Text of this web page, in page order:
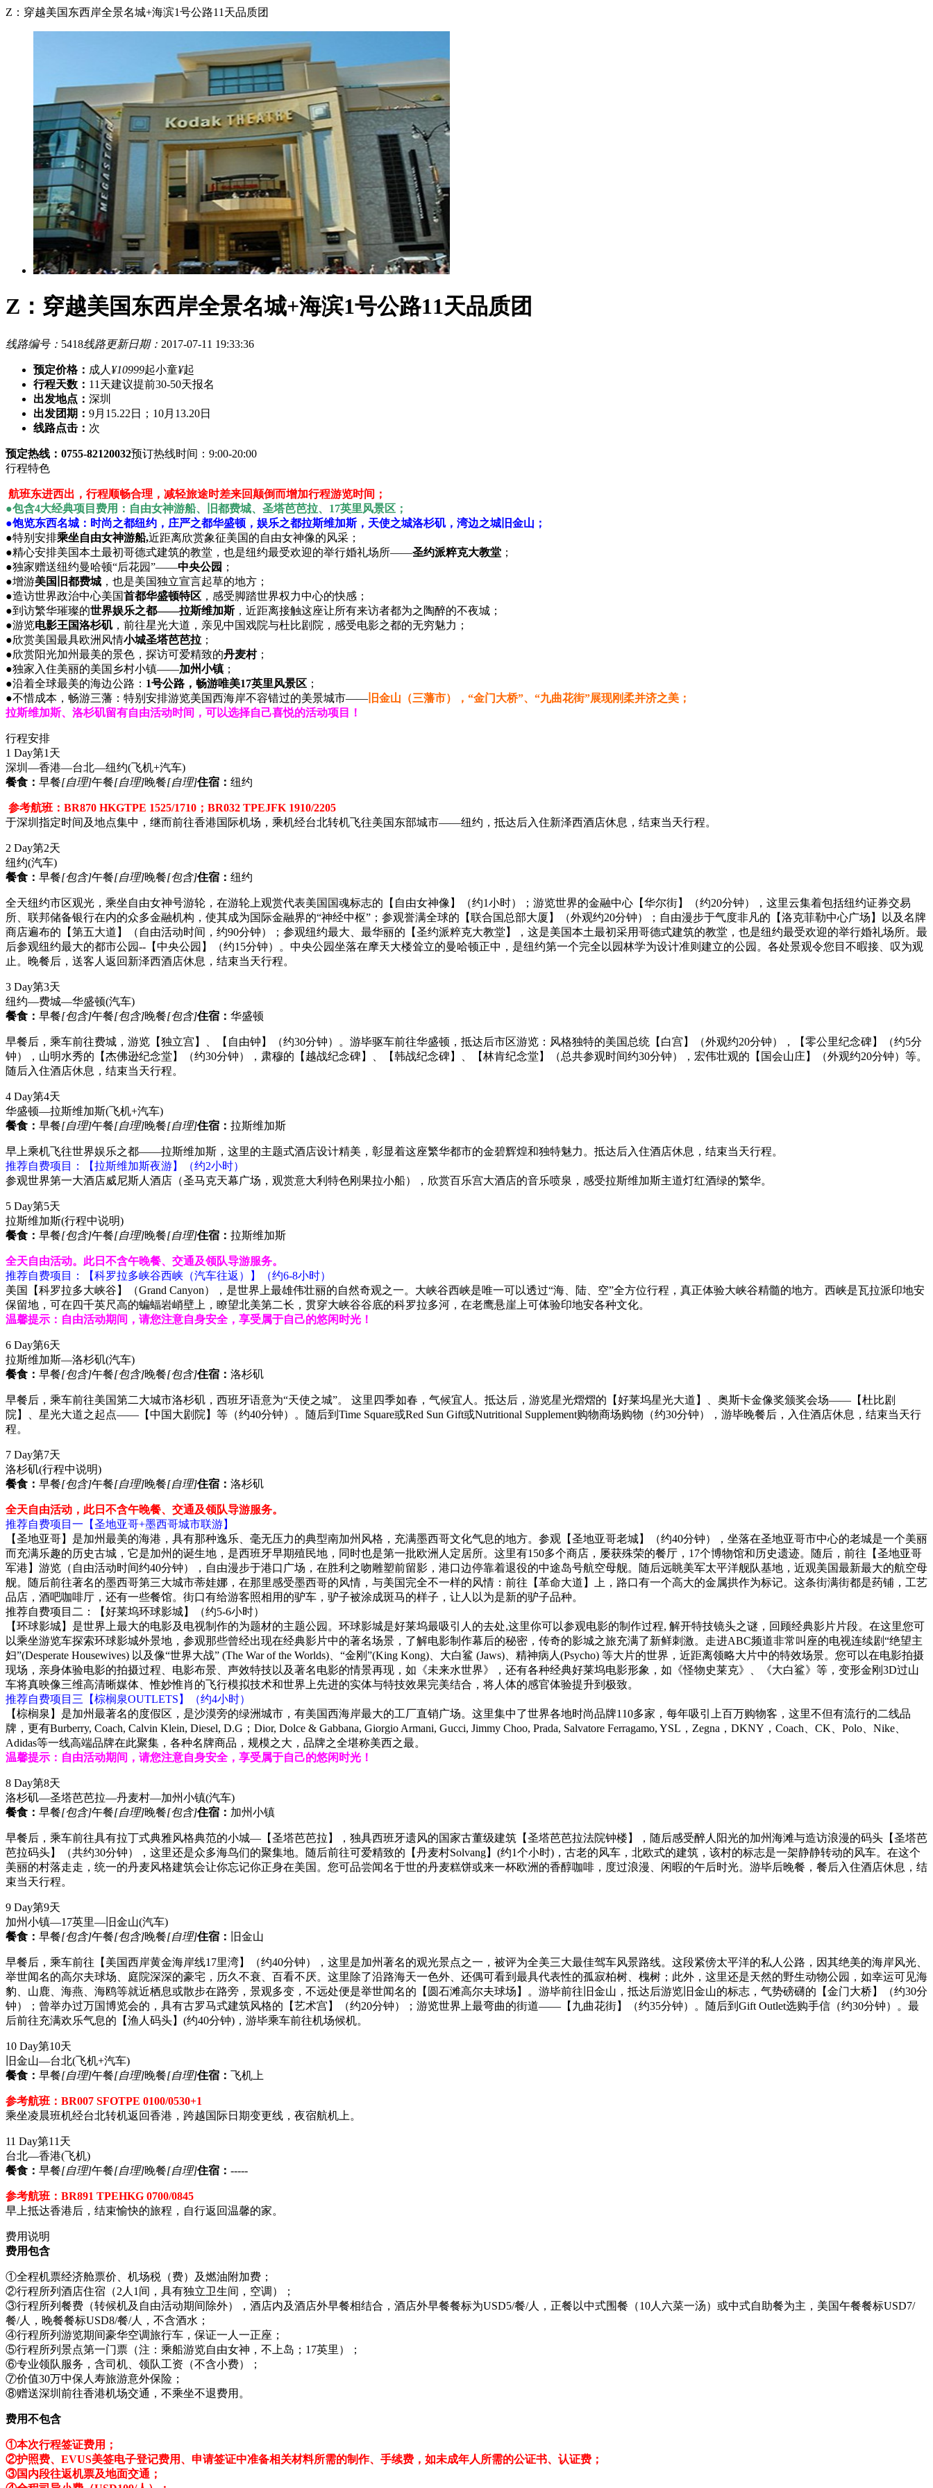
Z：穿越美国东西岸全景名城+海滨1号公路11天品质团
Z：穿越美国东西岸全景名城+海滨1号公路11天品质团
线路编号： 5418线路更新日期： 2017-07-11 19:33:36
预定价格： 成人 ¥10999起小童¥起
行程天数： 11天建议提前30-50天报名
出发地点： 深圳
出发团期： 9月15.22日；10月13.20日
线路点击： 次
预定热线：0755-82120032预订热线时间：9:00-20:00
行程特色
航班东进西出，行程顺畅合理，减轻旅途时差来回颠倒而增加行程游览时间；
●包含4大经典项目费用：自由女神游船、旧都费城、圣塔芭芭拉、17英里风景区；
●饱览东西名城：时尚之都纽约，庄严之都华盛顿，娱乐之都拉斯维加斯，天使之城洛杉矶，湾边之城旧金山；
●特别安排乘坐自由女神游船,近距离欣赏象征美国的自由女神像的风采；
●精心安排美国本土最初哥德式建筑的教堂，也是纽约最受欢迎的举行婚礼场所——圣约派粹克大教堂 ；
●独家赠送纽约曼哈顿“后花园”——中央公园 ；
●增游美国旧都费城 ，也是美国独立宣言起草的地方；
●造访世界政治中心美国首都华盛顿特区 ，感受脚踏世界权力中心的快感；
●到访繁华璀璨的世界娱乐之都——拉斯维加斯，近距离接触这座让所有来访者都为之陶醉的不夜城；
●游览电影王国洛杉矶，前往星光大道，亲见中国戏院与杜比剧院，感受电影之都的无穷魅力；
●欣赏美国最具欧洲风情小城圣塔芭芭拉 ；
●欣赏阳光加州最美的景色，探访可爱精致的丹麦村；
●独家入住美丽的美国乡村小镇——加州小镇 ；
●沿着全球最美的海边公路： 1号公路，畅游唯美17英里风景区 ；
●不惜成本，畅游三藩：特别安排游览美国西海岸不容错过的美景城市—— 旧金山（三藩市），“金门大桥”、“九曲花街”展现刚柔并济之美；
拉斯维加斯、洛杉矶留有自由活动时间，可以选择自己喜悦的活动项目！
行程安排
1 Day第1天
深圳—香港—台北—纽约(飞机+汽车)
餐食： 早餐[自理]午餐[自理]晚餐[自理]住宿： 纽约
参考航班：BR870 HKGTPE 1525/1710；BR032 TPEJFK 1910/2205
于深圳指定时间及地点集中，继而前往香港国际机场，乘机经台北转机飞往美国东部城市——纽约，抵达后入住新泽西酒店休息，结束当天行程。
2 Day第2天
纽约(汽车)
餐食： 早餐[包含]午餐[自理]晚餐[包含]住宿： 纽约
全天纽约市区观光，乘坐自由女神号游轮，在游轮上观赏代表美国国魂标志的【自由女神像】（约1小时）；游览世界的金融中心【华尔街】（约20分钟），这里云集着包括纽约证券交易
所、联邦储备银行在内的众多金融机构，使其成为国际金融界的“神经中枢”；参观誉满全球的【联合国总部大厦】（外观约20分钟）；自由漫步于气度非凡的【洛克菲勒中心广场】以及名牌
商店遍布的【第五大道】（自由活动时间，约90分钟）；参观纽约最大、最华丽的【圣约派粹克大教堂】，这是美国本土最初采用哥德式建筑的教堂，也是纽约最受欢迎的举行婚礼场所。最
后参观纽约最大的都市公园--【中央公园】（约15分钟）。中央公园坐落在摩天大楼耸立的曼哈顿正中，是纽约第一个完全以园林学为设计准则建立的公园。各处景观令您目不暇接、叹为观
止。晚餐后，送客人返回新泽西酒店休息，结束当天行程。
3 Day第3天
纽约—费城—华盛顿(汽车)
餐食： 早餐[包含]午餐[包含]晚餐[包含]住宿： 华盛顿
早餐后，乘车前往费城，游览【独立宫】、【自由钟】（约30分钟）。游毕驱车前往华盛顿，抵达后市区游览：风格独特的美国总统【白宫】（外观约20分钟），【零公里纪念碑】（约5分
钟），山明水秀的【杰佛逊纪念堂】（约30分钟），肃穆的【越战纪念碑】、【韩战纪念碑】、【林肯纪念堂】（总共参观时间约30分钟），宏伟壮观的【国会山庄】（外观约20分钟）等。
随后入住酒店休息，结束当天行程。
4 Day第4天
华盛顿—拉斯维加斯(飞机+汽车)
餐食： 早餐[自理]午餐[自理]晚餐[自理]住宿： 拉斯维加斯
早上乘机飞往世界娱乐之都——拉斯维加斯，这里的主题式酒店设计精美，彰显着这座繁华都市的金碧辉煌和独特魅力。抵达后入住酒店休息，结束当天行程。
推荐自费项目：【拉斯维加斯夜游】（约2小时）
参观世界第一大酒店威尼斯人酒店（圣马克天幕广场，观赏意大利特色刚果拉小船），欣赏百乐宫大酒店的音乐喷泉，感受拉斯维加斯主道灯红酒绿的繁华。
5 Day第5天
拉斯维加斯(行程中说明)
餐食： 早餐[包含]午餐[自理]晚餐[自理]住宿： 拉斯维加斯
全天自由活动。此日不含午晚餐、交通及领队导游服务。
推荐自费项目：【科罗拉多峡谷西峡（汽车往返）】（约6-8小时）
美国【科罗拉多大峡谷】（Grand Canyon），是世界上最雄伟壮丽的自然奇观之一。大峡谷西峡是唯一可以透过“海、陆、空”全方位行程，真正体验大峡谷精髓的地方。西峡是瓦拉派印地安
保留地，可在四千英尺高的蝙蝠岩峭壁上，瞭望北美第二长，贯穿大峡谷谷底的科罗拉多河，在老鹰悬崖上可体验印地安各种文化。
温馨提示：自由活动期间，请您注意自身安全，享受属于自己的悠闲时光！
6 Day第6天
拉斯维加斯—洛杉矶(汽车)
餐食： 早餐[包含]午餐[包含]晚餐[包含]住宿： 洛杉矶
早餐后，乘车前往美国第二大城市洛杉矶，西班牙语意为“天使之城”。 这里四季如春，气候宜人。抵达后，游览星光熠熠的【好莱坞星光大道】、奥斯卡金像奖颁奖会场——【杜比剧
院】、星光大道之起点——【中国大剧院】等（约40分钟）。随后到Time Square或Red Sun Gift或Nutritional Supplement购物商场购物（约30分钟），游毕晚餐后，入住酒店休息，结束当天行
程。
7 Day第7天
洛杉矶(行程中说明)
餐食： 早餐[包含]午餐[自理]晚餐[自理]住宿： 洛杉矶
全天自由活动，此日不含午晚餐、交通及领队导游服务。
推荐自费项目一【圣地亚哥+墨西哥城市联游】
【圣地亚哥】是加州最美的海港，具有那种逸乐、毫无压力的典型南加州风格，充满墨西哥文化气息的地方。参观【圣地亚哥老城】（约40分钟），坐落在圣地亚哥市中心的老城是一个美丽
而充满乐趣的历史古城，它是加州的诞生地，是西班牙早期殖民地，同时也是第一批欧洲人定居所。这里有150多个商店，屡获殊荣的餐厅，17个博物馆和历史遗迹。随后，前往【圣地亚哥
军港】游览（自由活动时间约40分钟），自由漫步于港口广场，在胜利之吻雕塑前留影，港口边停靠着退役的中途岛号航空母舰。随后远眺美军太平洋舰队基地，近观美国最新最大的航空母
舰。随后前往著名的墨西哥第三大城市蒂娃娜，在那里感受墨西哥的风情，与美国完全不一样的风情：前往【革命大道】上，路口有一个高大的金属拱作为标记。这条街满街都是药铺，工艺
品店，酒吧咖啡厅，还有一些餐馆。街口有给游客照相用的驴车，驴子被涂成斑马的样子，让人以为是新的驴子品种。
推荐自费项目二：【好莱坞环球影城】（约5-6小时）
【环球影城】是世界上最大的电影及电视制作的为题材的主题公园。环球影城是好莱坞最吸引人的去处,这里你可以参观电影的制作过程, 解开特技镜头之谜，回顾经典影片片段。在这里您可
以乘坐游览车探索环球影城外景地，参观那些曾经出现在经典影片中的著名场景，了解电影制作幕后的秘密，传奇的影城之旅充满了新鲜刺激。走进ABC频道非常叫座的电视连续剧“绝望主
妇”(Desperate Housewives) 以及像“世界大战” (The War of the Worlds)、“金刚”(King Kong)、大白鲨 (Jaws)、精神病人(Psycho) 等大片的世界，近距离领略大片中的特效场景。您可以在电影拍摄
现场，亲身体验电影的拍摄过程、电影布景、声效特技以及著名电影的情景再现，如《未来水世界》，还有各种经典好莱坞电影形象，如《怪物史莱克》、《大白鲨》等，变形金刚3D过山
车将真映像三维高清晰媒体、惟妙惟肖的飞行模拟技术和世界上先进的实体与特技效果完美结合，将人体的感官体验提升到极致。
推荐自费项目三【棕榈泉OUTLETS】（约4小时）
【棕榈泉】是加州最著名的度假区，是沙漠旁的绿洲城市，有美国西海岸最大的工厂直销广场。这里集中了世界各地时尚品牌110多家，每年吸引上百万购物客，这里不但有流行的二线品
牌，更有Burberry, Coach, Calvin Klein, Diesel, D.G；Dior, Dolce & Gabbana, Giorgio Armani, Gucci, Jimmy Choo, Prada, Salvatore Ferragamo, YSL，Zegna，DKNY，Coach、CK、Polo、Nike、
Adidas等一线高端品牌在此聚集，各种名牌商品，规模之大，品牌之全堪称美西之最。
温馨提示：自由活动期间，请您注意自身安全，享受属于自己的悠闲时光！
8 Day第8天
洛杉矶—圣塔芭芭拉—丹麦村—加州小镇(汽车)
餐食： 早餐[包含]午餐[自理]晚餐[包含]住宿： 加州小镇
早餐后，乘车前往具有拉丁式典雅风格典范的小城—【圣塔芭芭拉】，独具西班牙遗风的国家古董级建筑【圣塔芭芭拉法院钟楼】，随后感受醉人阳光的加州海滩与造访浪漫的码头【圣塔芭
芭拉码头】（共约30分钟），这里还是众多海鸟们的聚集地。随后前往可爱精致的【丹麦村Solvang】(约1个小时)，古老的风车，北欧式的建筑，该村的标志是一架静静转动的风车。在这个
美丽的村落走走，统一的丹麦风格建筑会让你忘记你正身在美国。您可品尝闻名于世的丹麦糕饼或来一杯欧洲的香醇咖啡，度过浪漫、闲暇的午后时光。游毕后晚餐，餐后入住酒店休息，结
束当天行程。
9 Day第9天
加州小镇—17英里—旧金山(汽车)
餐食： 早餐[包含]午餐[包含]晚餐[自理]住宿： 旧金山
早餐后，乘车前往【美国西岸黄金海岸线17里湾】（约40分钟），这里是加州著名的观光景点之一，被评为全美三大最佳驾车风景路线。这段紧傍太平洋的私人公路，因其绝美的海岸风光、
举世闻名的高尔夫球场、庭院深深的豪宅，历久不衰、百看不厌。这里除了沿路海天一色外、还偶可看到最具代表性的孤寂柏树、槐树；此外，这里还是天然的野生动物公园，如幸运可见海
豹、山鹿、海燕、海鸥等就近栖息或散步在路旁，景观多变，不远处便是举世闻名的【圆石滩高尔夫球场】。游毕前往旧金山，抵达后游览旧金山的标志，气势磅礴的【金门大桥】（约30分
钟）；曾举办过万国博览会的，具有古罗马式建筑风格的【艺术宫】（约20分钟）；游览世界上最弯曲的街道——【九曲花街】（约35分钟）。随后到Gift Outlet选购手信（约30分钟）。最
后前往充满欢乐气息的【渔人码头】(约40分钟)，游毕乘车前往机场候机。
10 Day第10天
旧金山—台北(飞机+汽车)
餐食： 早餐[自理]午餐[自理]晚餐[自理]住宿： 飞机上
参考航班：BR007 SFOTPE 0100/0530+1
乘坐凌晨班机经台北转机返回香港，跨越国际日期变更线，夜宿航机上。
11 Day第11天
台北—香港(飞机)
餐食： 早餐[自理]午餐[自理]晚餐[自理]住宿： -----
参考航班：BR891 TPEHKG 0700/0845
早上抵达香港后，结束愉快的旅程，自行返回温馨的家。
费用说明
费用包含
①全程机票经济舱票价、机场税（费）及燃油附加费；
②行程所列酒店住宿（2人1间，具有独立卫生间，空调）；
③行程所列餐费（转候机及自由活动期间除外），酒店内及酒店外早餐相结合，酒店外早餐餐标为USD5/餐/人，正餐以中式围餐（10人六菜一汤）或中式自助餐为主，美国午餐餐标USD7/
餐/人，晚餐餐标USD8/餐/人，不含酒水；
④行程所列游览期间豪华空调旅行车，保证一人一正座；
⑤行程所列景点第一门票（注：乘船游览自由女神，不上岛；17英里）；
⑥专业领队服务，含司机、领队工资（不含小费）；
⑦价值30万中保人寿旅游意外保险；
⑧赠送深圳前往香港机场交通，不乘坐不退费用。
费用不包含
①本次行程签证费用；
②护照费、EVUS美签电子登记费用、申请签证中准备相关材料所需的制作、手续费，如未成年人所需的公证书、认证费；
③国内段往返机票及地面交通；